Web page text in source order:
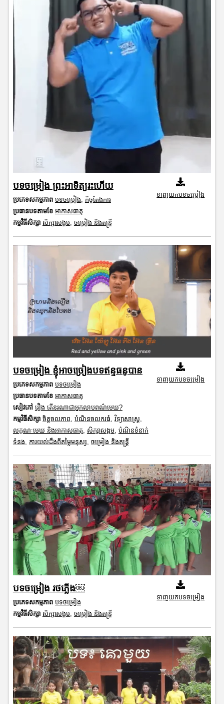
បទចម្រៀង ព្រះអាទិត្យរះហើយ
ប្រភេទសកម្មភាព បទចម្រៀង
កិច្ចតែងការ
ប្រធានបទតាមខែ អាកាសធាតុ
កម្មវិធីសិក្សា សិក្សាសង្គម, ចម្រៀង និងតន្ត្រី
ទាញយកបទចម្រៀង
បទចម្រៀង ខ្ញុំអាចច្រៀងបទឥន្ទធនូបាន
ប្រភេទសកម្មភាព បទចម្រៀង
ប្រធានបទតាមខែ អាកាសធាតុ
សៀវភៅ រឿង តើនរណាជាអ្នកលាបពណ៌មេឃ?
កម្មវិធីសិក្សា ចិត្តចលភាព, បំណិនចលករធំ, វិទ្យាសាស្រ្ត,
លក្ខណៈមេឃ និងអាកាសធាតុ, សិក្សាសង្គម, បំណិនទំនាក់
ទំនង, ការយល់ដឹងពីតម្លៃមនុស្ស, ចម្រៀង និងតន្ត្រី
ទាញយកបទចម្រៀង
បទចម្រៀង រថភ្លើង￼
ប្រភេទសកម្មភាព បទចម្រៀង
កម្មវិធីសិក្សា សិក្សាសង្គម, ចម្រៀង និងតន្ត្រី
ទាញយកបទចម្រៀង